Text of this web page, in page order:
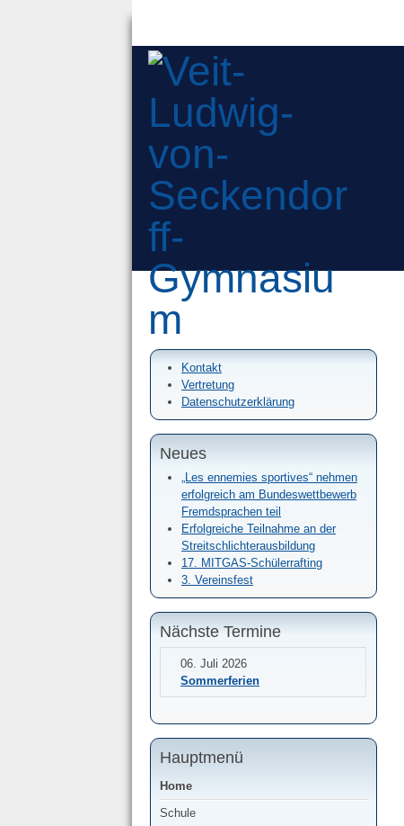
Kontakt
Vertretung
Datenschutzerklärung
Neues
„Les ennemies sportives“ nehmen
erfolgreich am Bundeswettbewerb
Fremdsprachen teil
Erfolgreiche Teilnahme an der
Streitschlichterausbildung
17. MITGAS-Schülerrafting
3. Vereinsfest
Nächste Termine
06. Juli 2026
Sommerferien
Hauptmenü
Home
Schule